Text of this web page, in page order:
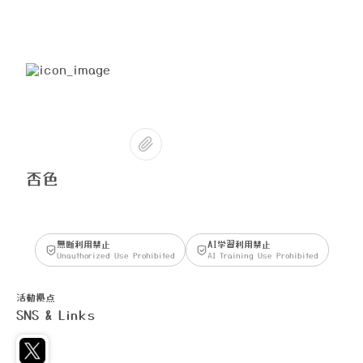
否色
無断利用禁止
Unauthorized Use Prohibited
AI学習利用禁止
AI Training Use Prohibited
活動拠点
SNS & Links